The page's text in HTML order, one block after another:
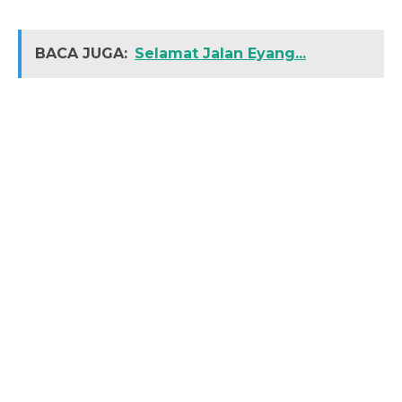
BACA JUGA: Selamat Jalan Eyang...